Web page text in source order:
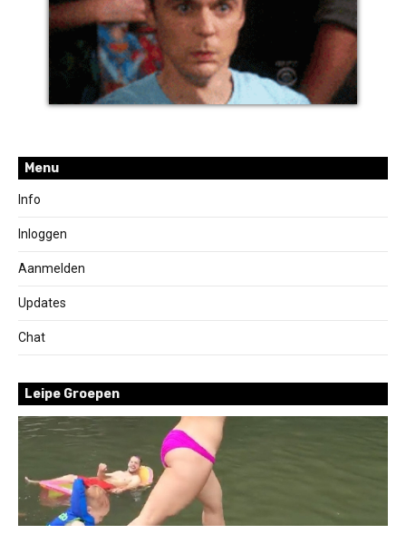
Menu
Info
Inloggen
Aanmelden
Updates
Chat
Leipe Groepen